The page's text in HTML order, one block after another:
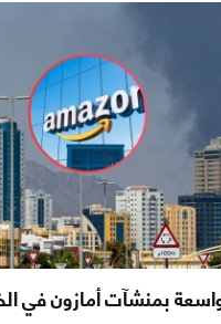
بمنشآت أمازون في